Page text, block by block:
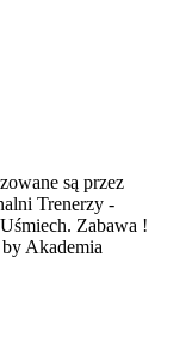
są przez
Trenerzy -
Zabawa !
Akademia